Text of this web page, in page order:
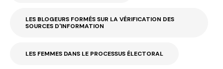
LES BLOGEURS FORMÉS SUR LA VÉRIFICATION DES
SOURCES D'INFORMATION
LES FEMMES DANS LE PROCESSUS ÉLECTORAL